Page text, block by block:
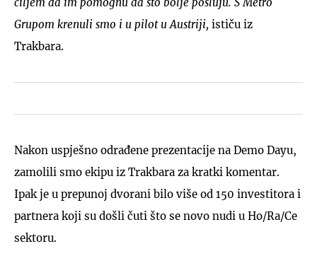
Grupom krenuli smo i u pilot u Austriji, ističu iz
Trakbara.
Nakon uspješno odrađene prezentacije na Demo Dayu,
zamolili smo ekipu iz Trakbara za kratki komentar.
Ipak je u prepunoj dvorani bilo više od 150 investitora i
partnera koji su došli čuti što se novo nudi u Ho/Ra/Ce
sektoru.